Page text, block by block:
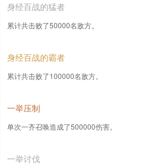
身经百战的猛者
累计共击败了50000名敌方。
身经百战的霸者
累计共击败了100000名敌方。
一举压制
单次一齐召唤造成了500000伤害。
一举讨伐